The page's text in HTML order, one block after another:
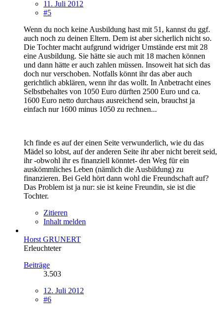
11. Juli 2012
#5
Wenn du noch keine Ausbildung hast mit 51, kannst du ggf.
auch noch zu deinen Eltern. Dem ist aber sicherlich nicht so.
Die Tochter macht aufgrund widriger Umstände erst mit 28
eine Ausbildung. Sie hätte sie auch mit 18 machen können
und dann hätte er auch zahlen müssen. Insoweit hat sich das
doch nur verschoben. Notfalls könnt ihr das aber auch
gerichtlich abklären, wenn ihr das wollt. In Anbetracht eines
Selbstbehaltes von 1050 Euro dürften 2500 Euro und ca.
1600 Euro netto durchaus ausreichend sein, brauchst ja
einfach nur 1600 minus 1050 zu rechnen...
Ich finde es auf der einen Seite verwunderlich, wie du das
Mädel so lobst, auf der anderen Seite ihr aber nicht bereit seid,
ihr -obwohl ihr es finanziell könntet- den Weg für ein
auskömmliches Leben (nämlich die Ausbildung) zu
finanzieren. Bei Geld hört dann wohl die Freundschaft auf?
Das Problem ist ja nur: sie ist keine Freundin, sie ist die
Tochter.
Zitieren
Inhalt melden
Horst GRUNERT
Erleuchteter
Beiträge
3.503
12. Juli 2012
#6